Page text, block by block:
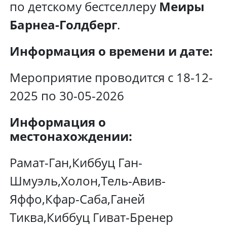
по детскому бестселлеру Меиры
Барнеа-Голдберг.
Информация о времени и дате:
Мероприятие проводится с 18-12-
2025 по 30-05-2026
Информация о
местонахождении:
Рамат-Ган,Киббуц Ган-
Шмуэль,Холон,Тель-Авив-
Яффо,Кфар-Саба,Ганей
Тиква,Киббуц Гиват-Бренер